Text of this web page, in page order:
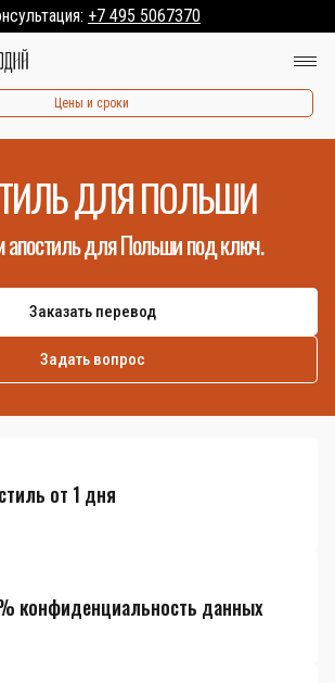
+7 495 5067370
Цены и сроки
ДЛЯ ПОЛЬШИ
апостиль для Польши под ключ.
Заказать перевод
Задать вопрос
от 1 дня
конфиденциальность данных